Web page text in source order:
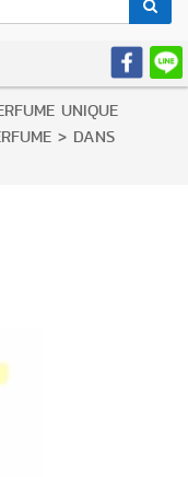
UNIQUE
> DANS